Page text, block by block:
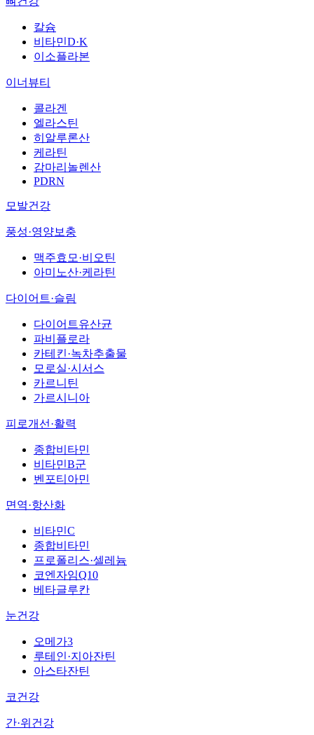
칼슘
비타민D·K
이소플라본
이너뷰티
콜라겐
엘라스틴
히알루론산
케라틴
감마리놀렌산
PDRN
모발건강
풍성·영양보충
맥주효모·비오틴
아미노산·케라틴
다이어트·슬림
다이어트유산균
파비플로라
카테킨·녹차추출물
모로실·시서스
카르니틴
가르시니아
피로개선·활력
종합비타민
비타민B군
벤포티아민
면역·항산화
비타민C
종합비타민
프로폴리스·셀레늄
코엔자임Q10
베타글루칸
눈건강
오메가3
루테인·지아잔틴
아스타잔틴
코건강
간·위건강